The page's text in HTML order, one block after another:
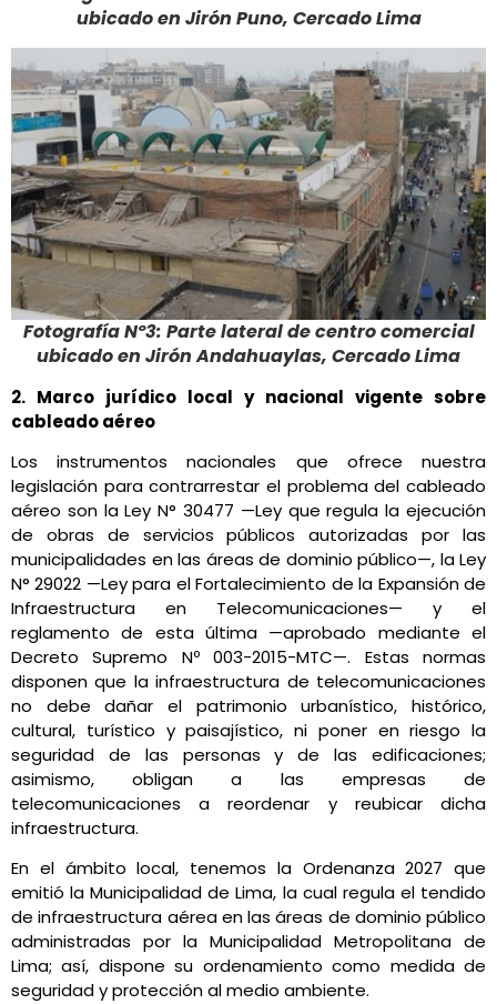
ubicado en Jirón Puno, Cercado Lima
Fotografía Nº3: Parte lateral de centro comercial
ubicado en Jirón Andahuaylas, Cercado Lima
2. Marco jurídico local y nacional vigente sobre
cableado aéreo
Los instrumentos nacionales que ofrece nuestra
legislación para contrarrestar el problema del cableado
aéreo son la Ley N° 30477 —Ley que regula la ejecución
de obras de servicios públicos autorizadas por las
municipalidades en las áreas de dominio público—, la Ley
N° 29022 —Ley para el Fortalecimiento de la Expansión de
Infraestructura en Telecomunicaciones— y el
reglamento de esta última —aprobado mediante el
Decreto Supremo Nº 003-2015-MTC—. Estas normas
disponen que la infraestructura de telecomunicaciones
no debe dañar el patrimonio urbanístico, histórico,
cultural, turístico y paisajístico, ni poner en riesgo la
seguridad de las personas y de las edificaciones;
asimismo, obligan a las empresas de
telecomunicaciones a reordenar y reubicar dicha
infraestructura.
En el ámbito local, tenemos la Ordenanza 2027 que
emitió la Municipalidad de Lima, la cual regula el tendido
de infraestructura aérea en las áreas de dominio público
administradas por la Municipalidad Metropolitana de
Lima; así, dispone su ordenamiento como medida de
seguridad y protección al medio ambiente.